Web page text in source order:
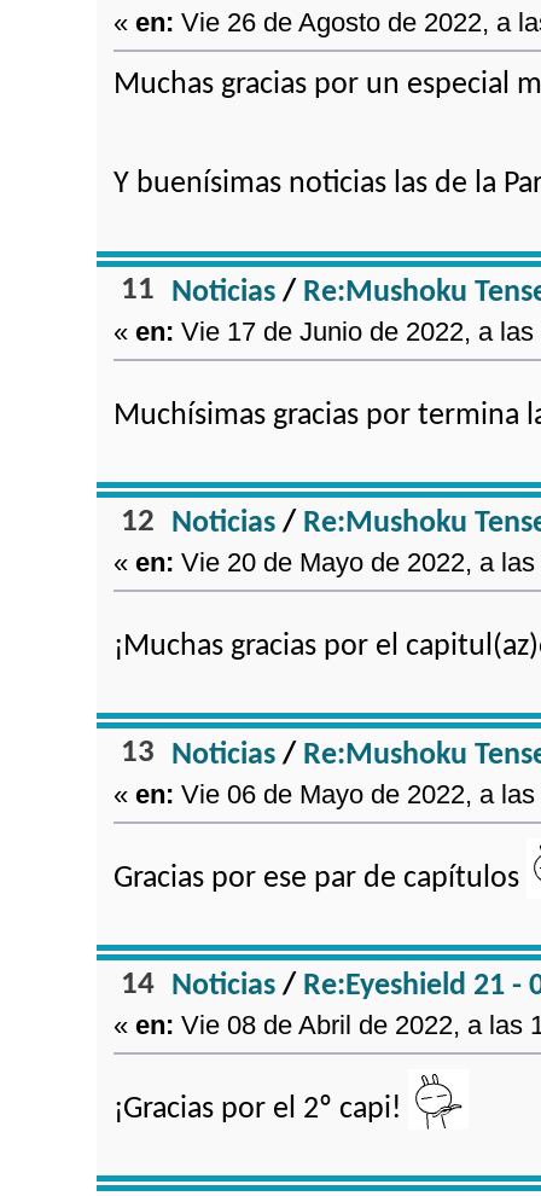
«en: Vie 26 de Agosto de 2022, a
Muchas gracias por un especial
Y buenísimas noticias las de la
11 Noticias/ Re:Mushoku
«en: Vie 17 de Junio de 2022, a
Muchísimas gracias por termina
12 Noticias/ Re:Mushoku
«en: Vie 20 de Mayo de 2022, a
¡Muchas gracias por el
13 Noticias/ Re:Mushoku
«en: Vie 06 de Mayo de 2022, a
Gracias por ese par de capítulos
14 Noticias/ Re:Eyeshield 21 -
«en: Vie 08 de Abril de 2022, a las
¡Gracias por el 2º capi!